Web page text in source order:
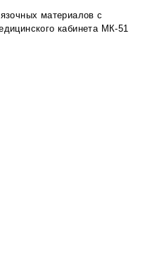
материалов с
кабинета МК-51